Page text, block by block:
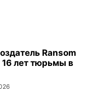
Ransom
лет тюрьмы в